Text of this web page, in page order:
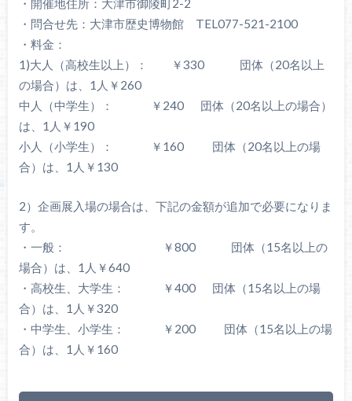
・開催地住所：大津市御陵町2-2
・問合せ先：大津市歴史博物館 TEL077-521-2100
・料金：
1)大人（高校生以上）： ￥330 団体（20名以上
の場合）は、1人￥260
中人（中学生）： ￥240 団体（20名以上の場合）
は、1人￥190
小人（小学生）： ￥160 団体（20名以上の場
合）は、1人￥130
2）企画展入場の場合は、下記の金額が追加で必要になりま
す。
・一般： ￥800 団体（15名以上の
場合）は、1人￥640
・高校生、大学生： ￥400 団体（15名以上の場
合）は、1人￥320
・中学生、小学生： ￥200 団体（15名以上の場
合）は、1人￥160